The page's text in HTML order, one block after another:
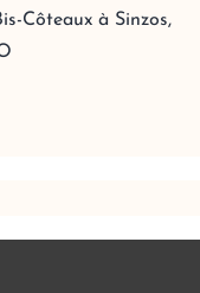
Côteaux à Sinzos,